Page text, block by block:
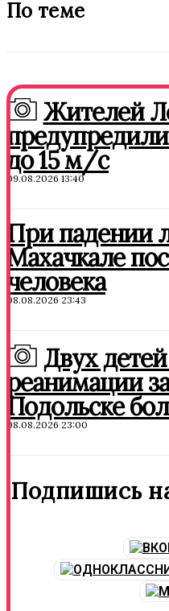
По теме
Жителей
до 15 м/с
09.08.2026 13:40
При падении
Махачкале
человека
08.08.2026 23:43
Двух
реанимации
Подольске
08.08.2026 23:00
Подпишись